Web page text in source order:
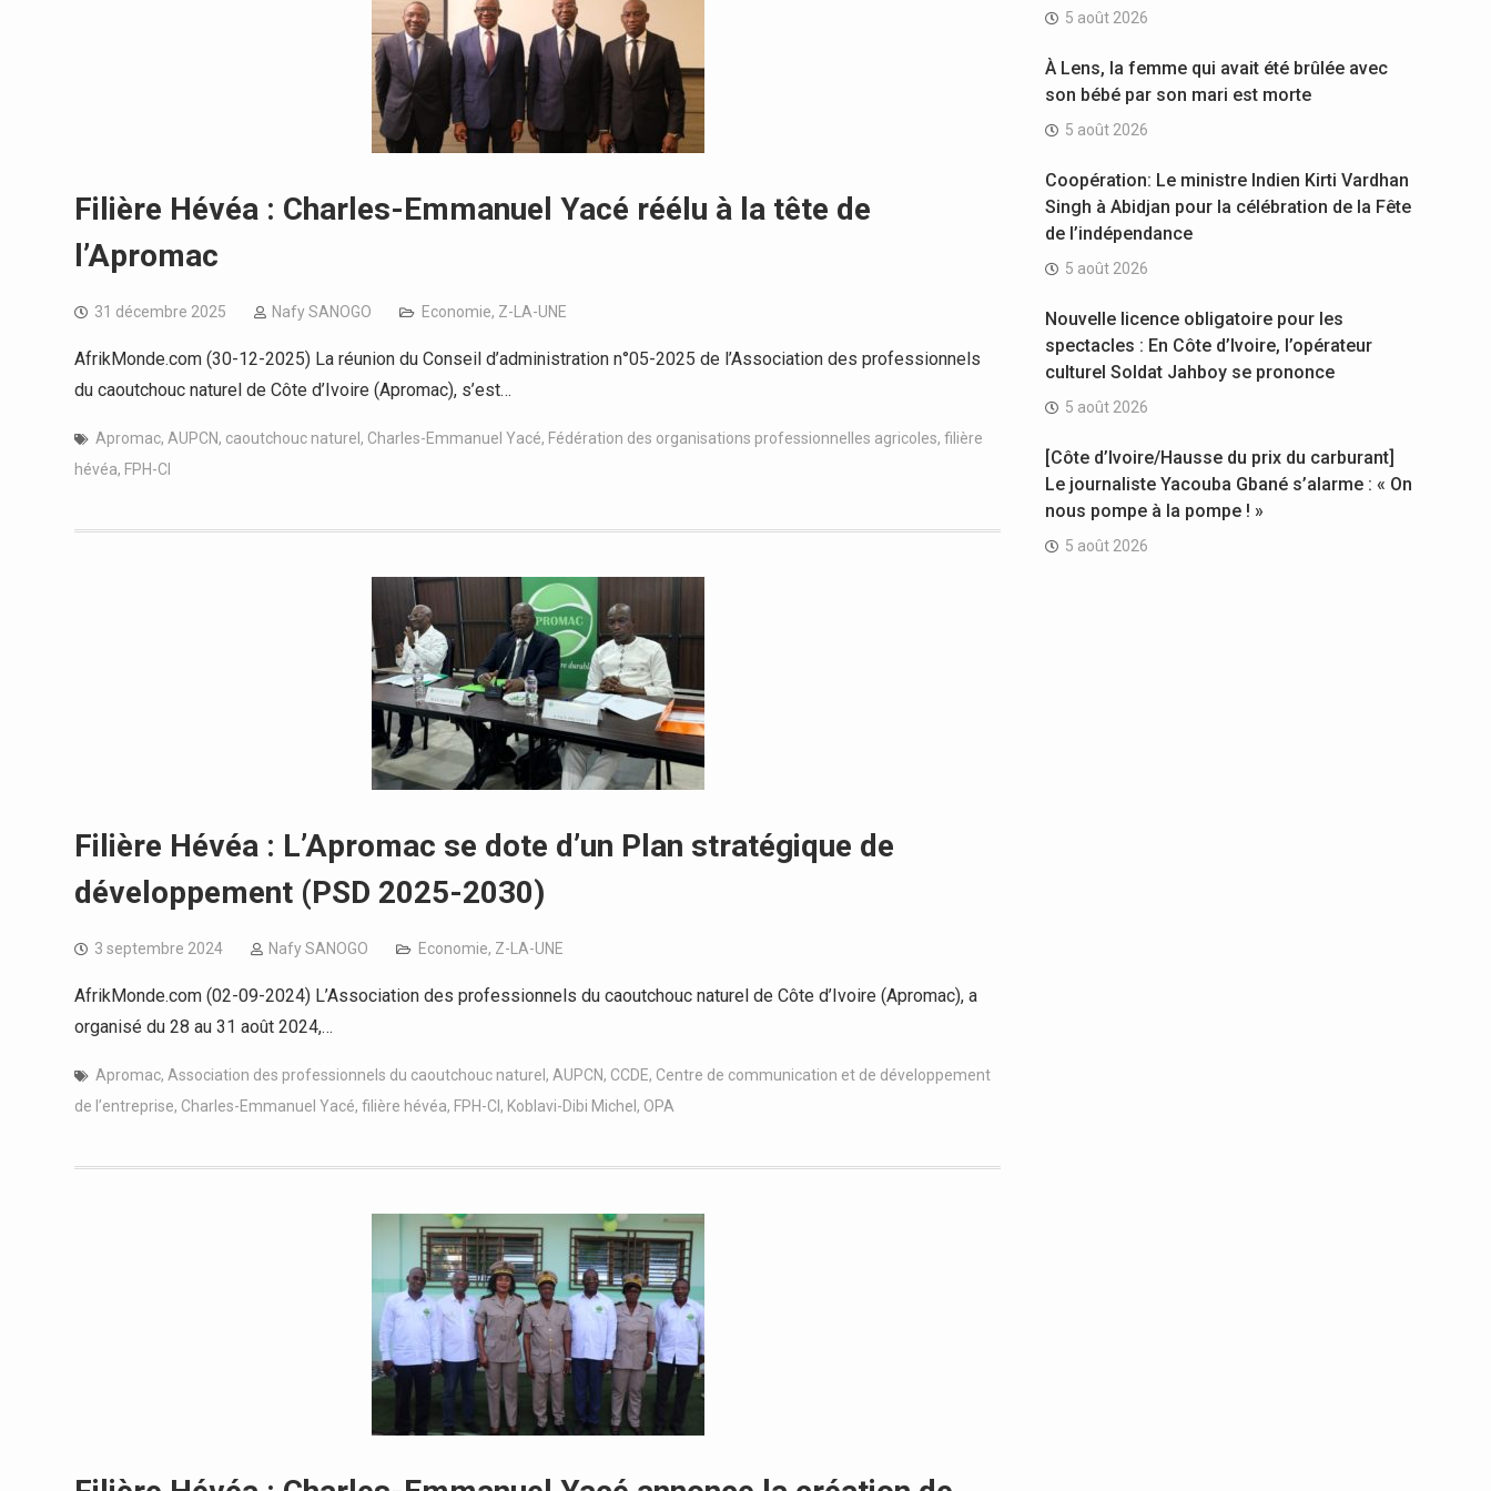
Filière Hévéa : Charles-Emmanuel Yacé réélu à la tête de
l’Apromac
31 décembre 2025 Nafy SANOGO Economie, Z-LA-UNE
AfrikMonde.com (30-12-2025) La réunion du Conseil d’administration n°05-2025 de l’Association des professionnels
du caoutchouc naturel de Côte d’Ivoire (Apromac), s’est…
Apromac, AUPCN, caoutchouc naturel , Charles-Emmanuel Yacé, Fédération des organisations professionnelles agricoles, filière
hévéa, FPH-CI
Filière Hévéa : L’Apromac se dote d’un Plan stratégique de
développement (PSD 2025-2030)
3 septembre 2024 Nafy SANOGO Economie, Z-LA-UNE
AfrikMonde.com (02-09-2024) L’Association des professionnels du caoutchouc naturel de Côte d’Ivoire (Apromac), a
organisé du 28 au 31 août 2024,…
Apromac, Association des professionnels du caoutchouc naturel , AUPCN, CCDE, Centre de communication et de développement
de l’entreprise, Charles-Emmanuel Yacé, filière hévéa, FPH-CI , Koblavi-Dibi Michel , OPA
5 août 2026
À Lens, la femme qui avait été brûlée avec
son bébé par son mari est morte
5 août 2026
Coopération: Le ministre Indien Kirti Vardhan
Singh à Abidjan pour la célébration de la Fête
de l’indépendance
5 août 2026
Nouvelle licence obligatoire pour les
spectacles : En Côte d’Ivoire, l’opérateur
culturel Soldat Jahboy se prononce
5 août 2026
[Côte d’Ivoire/Hausse du prix du carburant]
Le journaliste Yacouba Gbané s’alarme : « On
nous pompe à la pompe ! »
5 août 2026